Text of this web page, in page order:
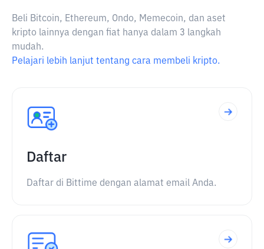
Beli Bitcoin, Ethereum, Ondo, Memecoin, dan aset
kripto lainnya dengan fiat hanya dalam 3 langkah
mudah.
Pelajari lebih lanjut tentang cara membeli kripto.
Daftar
Daftar di Bittime dengan alamat email Anda.